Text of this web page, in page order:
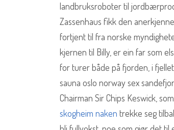
landbruksroboter til
Zassenhaus fikk den
fortjent til fra norske
kjernen til Billy, er ein far som
for turer både på fjorden, i
sauna oslo norway sex
Chairman Sir Chips Keswick,
skogheim naken trekke seg